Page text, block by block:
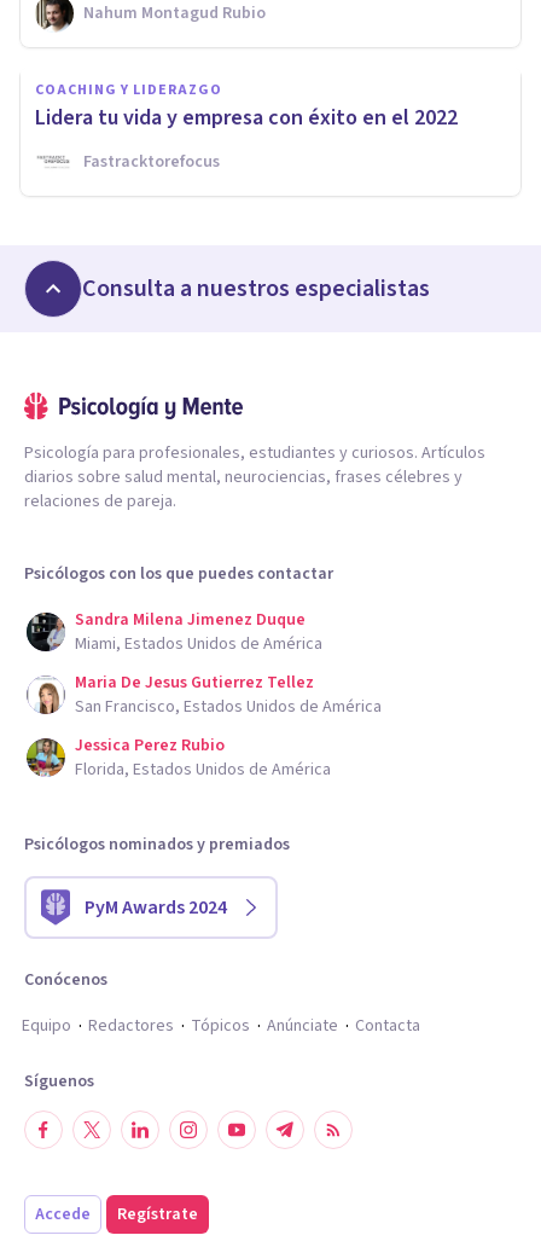
Nahum Montagud Rubio
COACHING Y LIDERAZGO
Lidera tu vida y empresa con éxito en el 2022
Fastracktorefocus
Consulta a nuestros especialistas
Psicología para profesionales, estudiantes y curiosos. Artículos
diarios sobre salud mental, neurociencias, frases célebres y
relaciones de pareja.
Psicólogos con los que puedes contactar
Sandra Milena Jimenez Duque
Miami, Estados Unidos de América
Maria De Jesus Gutierrez Tellez
San Francisco, Estados Unidos de América
Jessica Perez Rubio
Florida, Estados Unidos de América
Psicólogos nominados y premiados
PyM Awards 2024
Conócenos
Equipo
Redactores Tópicos Anúnciate Contacta
Síguenos
Accede Regístrate